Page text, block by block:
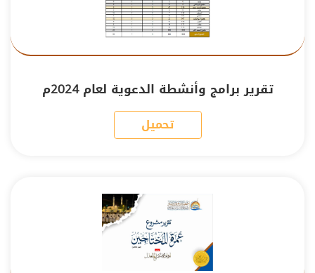
تقرير برامج وأنشطة الدعوية لعام 2024م
تحميل